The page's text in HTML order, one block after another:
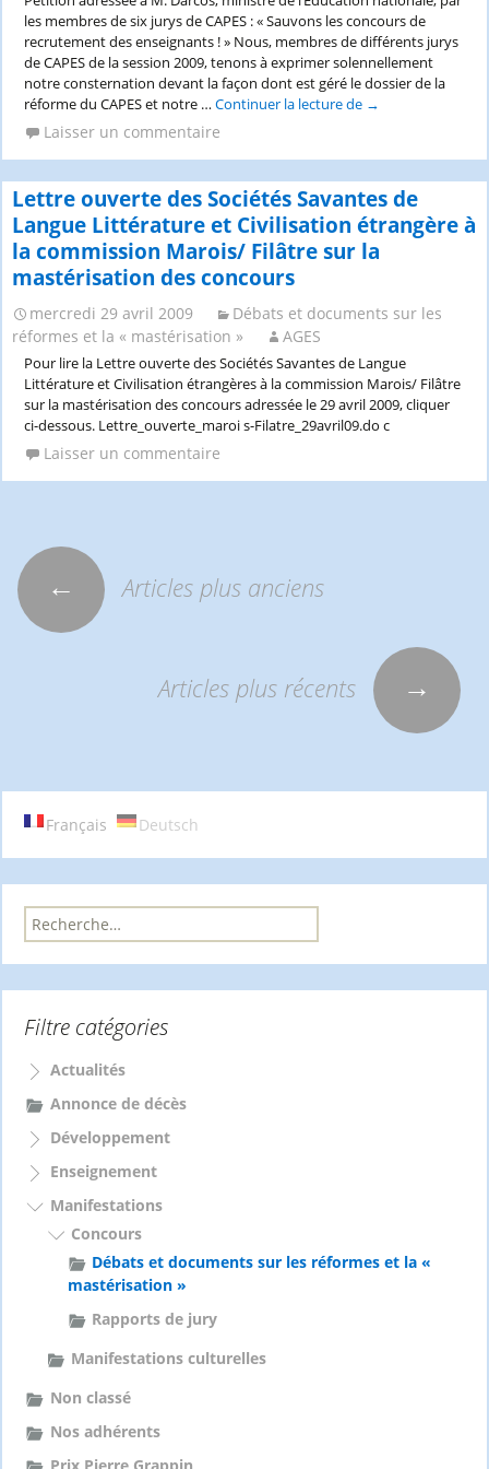
les membres de six jurys de CAPES : « Sauvons les concours de
recrutement des enseignants ! » Nous, membres de différents jurys
de CAPES de la session 2009, tenons à exprimer solennellement
notre consternation devant la façon dont est géré le dossier de la
réforme du CAPES et notre …Continuer la lecture de Pétition
M. Darcos,
ministre
de
l’Education
nationale,
membres
jurys
de
CAPES
→
Laisser un commentaire
Lettre ouverte des Sociétés Savantes de
Langue Littérature et Civilisation étrangère à
la commission Marois/ Filâtre sur la
mastérisation des concours
mercredi 29 avril 2009
Débats et documents sur les
réformes et la « mastérisation »
AGES
Pour lire la Lettre ouverte des Sociétés Savantes de Langue
Littérature et Civilisation étrangères à la commission Marois/ Filâtre
sur la mastérisation des concours adressée le 29 avril 2009, cliquer
ci-dessous. Lettre_ouverte_maroi s-Filatre_29avril09.do c
Laisser un commentaire
Navigation
← Articles plus anciens
Articles plus récents →
Français Deutsch
R
e
c
h
r
h
e
Filtre catégories
Actualités
Annonce de décès
Développement
Enseignement
Manifestations
Concours
Débats et documents sur les réformes et la «
mastérisation »
Rapports de jury
Manifestations culturelles
Non classé
Nos adhérents